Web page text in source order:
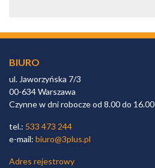
BIURO
ul. Jaworzyńska 7/3
00-634 Warszawa
Czynne w dni robocze od 8.00 do 16.00
tel.: 533 473 244
e-mail: biuro@3plus.pl
Adres rejestrowy